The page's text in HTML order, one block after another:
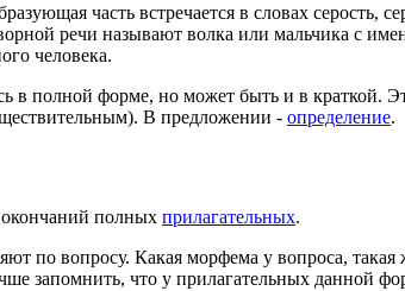
часть встречается в словах серость,
речи называют волка или мальчика с
человека.
в полной форме, но может быть и в краткой.
В предложении - определение.
окончаний полных прилагательных.
по вопросу. Какая морфема у вопроса,
запомнить, что у прилагательных данной